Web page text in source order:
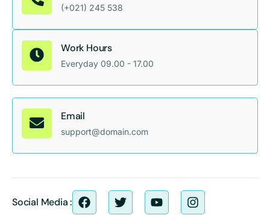
(+021) 245 538
Work Hours
Everyday 09.00 - 17.00
Email
support@domain.com
Social Media :